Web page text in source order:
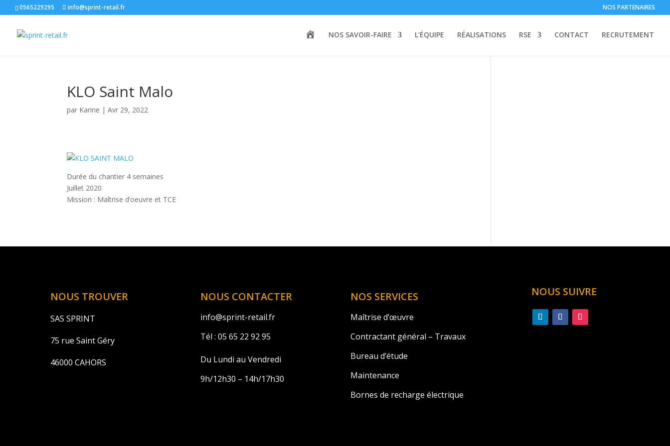
0565229295 info@sprint-retail.fr NOS PARTENAIRES
U
NOS SAVOIR-FAIRE L’ÉQUIPE RÉALISATIONS RSE CONTACT RECRUTEMENT
KLO Saint Malo
par Karine |Avr 29, 2022
Durée du chantier 4 semaines
Juillet 2020
Mission : Maîtrise d’oeuvre et TCE
NOUS TROUVER
SAS SPRINT
75 rue Saint Géry
46000 CAHORS
NOUS CONTACTER
info@sprint-retail.fr
Tél : 05 65 22 92 95
Du Lundi au Vendredi
9h/12h30 – 14h/17h30
NOS SERVICES
Maîtrise d’œuvre
Contractant général – Travaux
Bureau d’étude
Maintenance
Bornes de recharge électrique
NOUS SUIVRE